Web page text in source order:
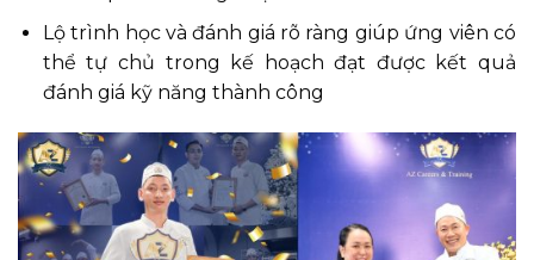
Lộ trình học và đánh giá rõ ràng giúp ứng viên có
thể tự chủ trong kế hoạch đạt được kết quả
đánh giá kỹ năng thành công